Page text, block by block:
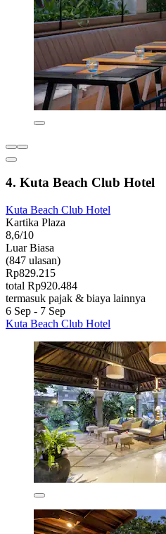
4. Kuta Beach Club Hotel
Kuta Beach Club Hotel
Kartika Plaza
8,6/10
Luar Biasa
(847 ulasan)
Rp829.215
total Rp920.484
termasuk pajak & biaya lainnya
6 Sep - 7 Sep
Kuta Beach Club Hotel